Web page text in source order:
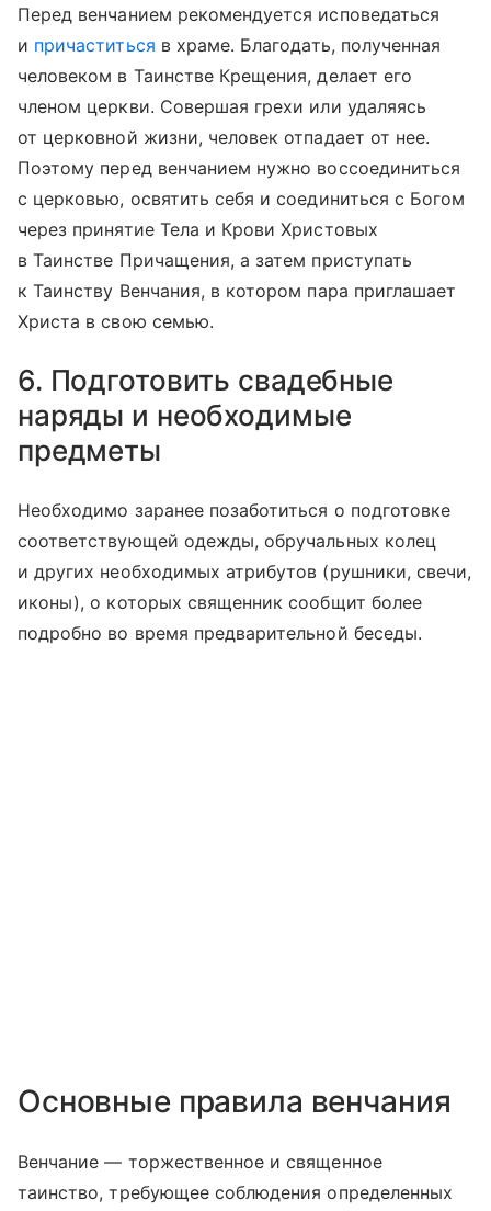
Перед венчанием рекомендуется исповедаться
и причаститься в храме. Благодать, полученная
человеком в Таинстве Крещения, делает его
членом церкви. Совершая грехи или удаляясь
от церковной жизни, человек отпадает от нее.
Поэтому перед венчанием нужно воссоединиться
с церковью, освятить себя и соединиться с Богом
через принятие Тела и Крови Христовых
в Таинстве Причащения, а затем приступать
к Таинству Венчания, в котором пара приглашает
Христа в свою семью.
6. Подготовить свадебные
наряды и необходимые
предметы
Необходимо заранее позаботиться о подготовке
соответствующей одежды, обручальных колец
и других необходимых атрибутов (рушники, свечи,
иконы), о которых священник сообщит более
подробно во время предварительной беседы.
Основные правила венчания
Венчание — торжественное и священное
таинство, требующее соблюдения определенных